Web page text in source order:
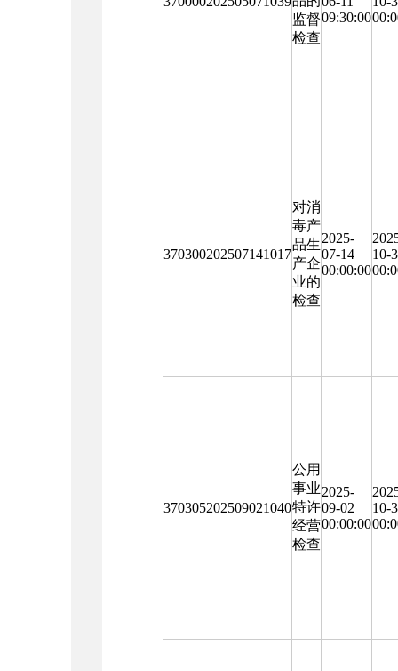
监督
检查
09:30:00
370300202507141017
对消
毒产
品生
产企
业的
检查
2025-
07-14
00:00:00
10-
370305202509021040
公用
事业
特许
经营
检查
2025-
09-02
00:00:00
10-